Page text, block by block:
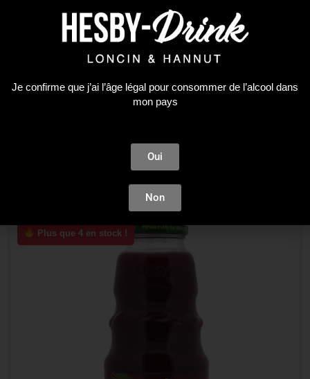
Soft
CARAIBOS ALOE VERA 1L
AJOUTER AU PANIER
Plus que 4 en stock !
Je confirme que j’ai l’âge légal pour consommer de l’alcool dans
mon pays
Oui
Non